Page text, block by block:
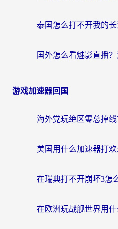
游戏加速器回国